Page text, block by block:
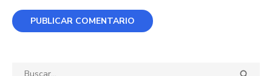
Buscar: